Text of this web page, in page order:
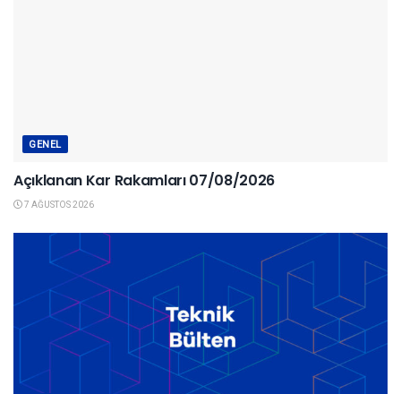
GENEL
Açıklanan Kar Rakamları 07/08/2026
7 AĞUSTOS 2026